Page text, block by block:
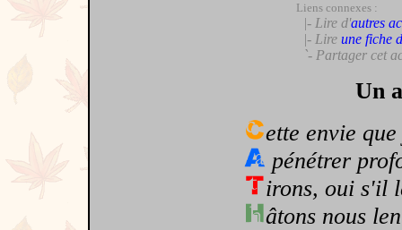
Liens connexes :
|- Lire d'autres
|- Lire une fiche
`- Partager cet
Un
ette envie
pénétrer
irons, oui s'il
âtons nous